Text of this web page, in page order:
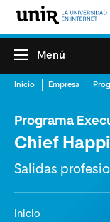
Menú
Inicio Empresa
Programa
Chief
Salidas
Inicio